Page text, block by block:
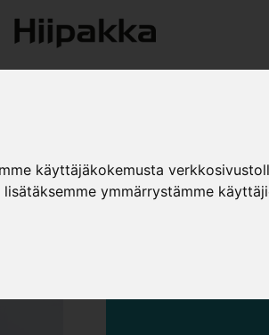
käyttäjäkokemusta
ymmärrystämme
MDF-